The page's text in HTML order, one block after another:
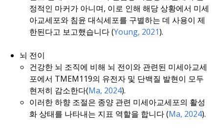
정적인 마커가 아니며, 이로 인해 해당 상황에서 미세
아교세포와 침윤 대식세포를 구별하는 데 사용이 제
한된다고 보고했습니다 (Young, 2021).
뇌 전이
건강한 뇌 조직에 비해 뇌 전이와 관련된 미세아교세
포에서 TMEM119의 유전자 및 단백질 발현이 모두
현저히 감소한다(Ma, 2024).
이러한 하향 조절은 종양 관련 미세아교세포의 활성
화 상태를 나타내는 지표 역할을 합니다 (Ma, 2024).